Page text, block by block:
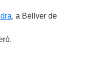
, a Bellver de